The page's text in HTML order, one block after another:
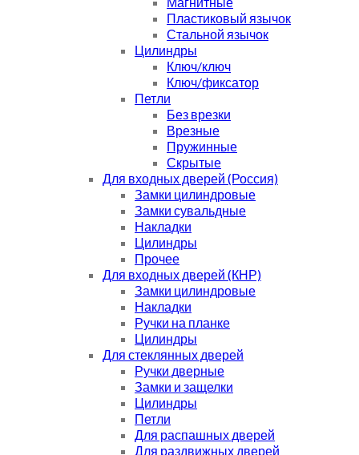
Пластиковый язычок
Стальной язычок
Цилиндры
Ключ/ключ
Ключ/фиксатор
Петли
Без врезки
Врезные
Пружинные
Скрытые
Для входных дверей (Россия)
Замки цилиндровые
Замки сувальдные
Накладки
Цилиндры
Прочее
Для входных дверей (КНР)
Замки цилиндровые
Накладки
Ручки на планке
Цилиндры
Для стеклянных дверей
Ручки дверные
Замки и защелки
Цилиндры
Петли
Для распашных дверей
Для раздвижных дверей